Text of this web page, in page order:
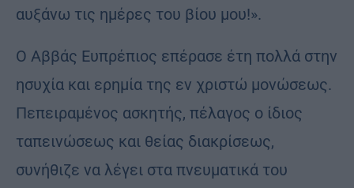
αυξάνω τις ημέρες του βίου μου!».
Ο Αββάς Ευπρέπιος επέρασε έτη πολλά στην
ησυχία και ερημία της εν χριστώ μονώσεως.
Πεπειραμένος ασκητής, πέλαγος ο ίδιος
ταπεινώσεως και θείας διακρίσεως,
συνήθιζε να λέγει στα πνευματικά του